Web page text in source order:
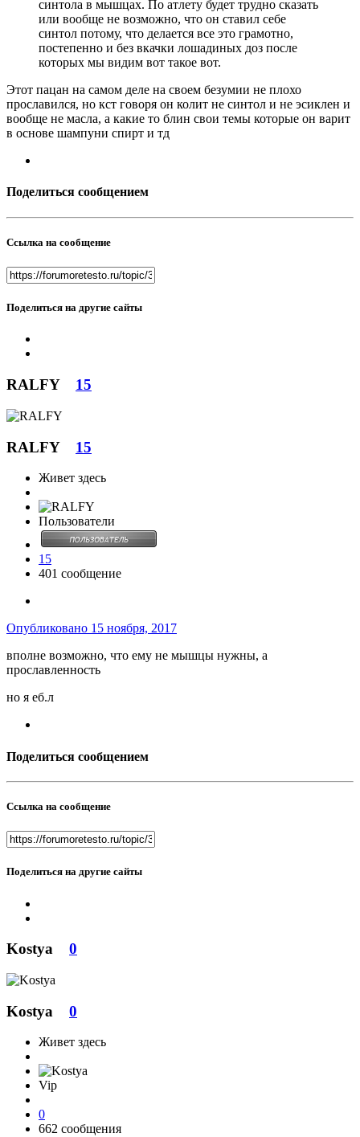
синтола в мышцах. По атлету будет трудно сказать
или вообще не возможно, что он ставил себе
синтол потому, что делается все это грамотно,
постепенно и без вкачки лошадиных доз после
которых мы видим вот такое вот.
Этот пацан на самом деле на своем безумии не плохо
прославился, но кст говоря он колит не синтол и не эсиклен и
вообще не масла, а какие то блин свои темы которые он варит
в основе шампуни спирт и тд
Поделиться сообщением
Ссылка на сообщение
Поделиться на другие сайты
RALFY 15
RALFY 15
Живет здесь
Пользователи
15
401 сообщение
Опубликовано 15 ноября, 2017
вполне возможно, что ему не мышцы нужны, а
прославленность
но я еб.л
Поделиться сообщением
Ссылка на сообщение
Поделиться на другие сайты
Kostya 0
Kostya 0
Живет здесь
Vip
0
662 сообщения